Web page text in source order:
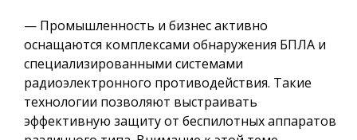
— Промышленность и бизнес активно
оснащаются комплексами обнаружения БПЛА и
специализированными системами
радиоэлектронного противодействия. Такие
технологии позволяют выстраивать
эффективную защиту от беспилотных аппаратов